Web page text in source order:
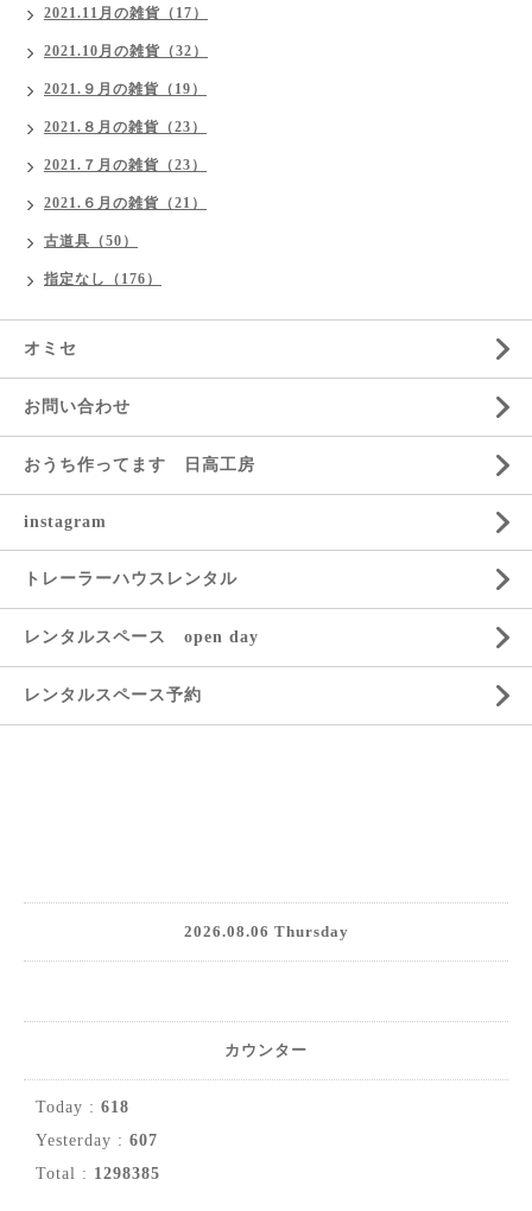
2021.11月の雑貨（17）
2021.10月の雑貨（32）
2021.９月の雑貨（19）
2021.８月の雑貨（23）
2021.７月の雑貨（23）
2021.６月の雑貨（21）
古道具（50）
指定なし（176）
オミセ
お問い合わせ
おうち作ってます 日高工房
instagram
トレーラーハウスレンタル
レンタルスペース open day
レンタルスペース予約
2026.08.06 Thursday
カウンター
Today : 618
Yesterday : 607
Total : 1298385